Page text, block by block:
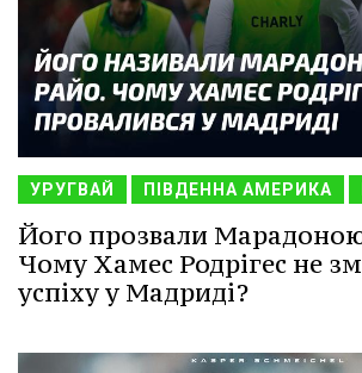
УРУГВАЙ ПІВДЕННА АМЕРИКА
Його прозвали
Чому Хамес Родрігес не
успіху у Мадриді?